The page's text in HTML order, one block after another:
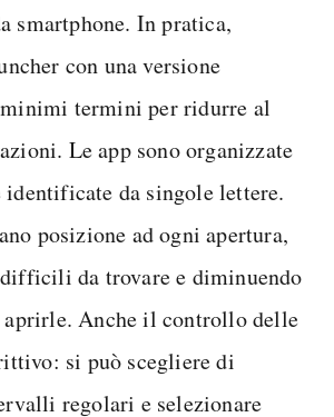
smartphone. In pratica,
con una versione
termini per ridurre al
Le app sono organizzate
da singole lettere.
posizione ad ogni apertura,
da trovare e diminuendo
Anche il controllo delle
si può scegliere di
regolari e selezionare